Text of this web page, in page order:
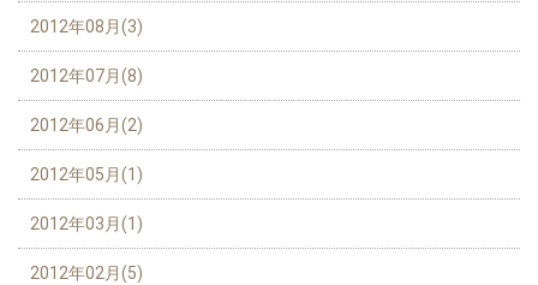
2012年08月(3)
2012年07月(8)
2012年06月(2)
2012年05月(1)
2012年03月(1)
2012年02月(5)